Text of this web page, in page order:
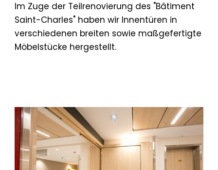
Im Zuge der Teilrenovierung des "Bâtiment
Saint-Charles" haben wir Innentüren in
verschiedenen breiten sowie maßgefertigte
Möbelstücke hergestellt.